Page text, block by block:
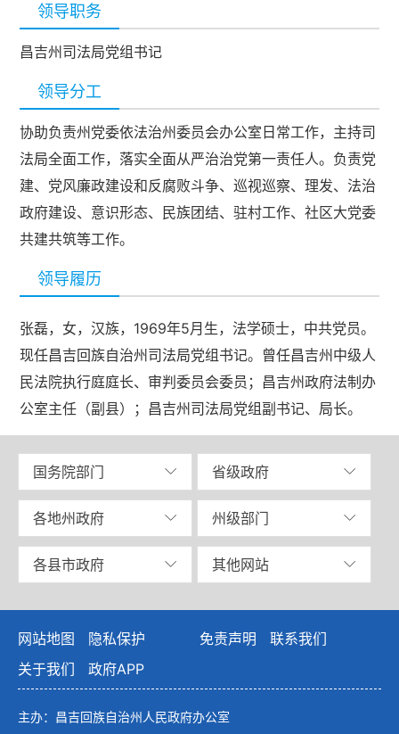
领导职务
昌吉州司法局党组书记
领导分工
协助负责州党委依法治州委员会办公室日常工作，主持司
法局全面工作，落实全面从严治治党第一责任人。负责党
建、党风廉政建设和反腐败斗争、巡视巡察、理发、法治
政府建设、意识形态、民族团结、驻村工作、社区大党委
共建共筑等工作。
领导履历
张磊，女，汉族，1969年5月生，法学硕士，中共党员。
现任昌吉回族自治州司法局党组书记。曾任昌吉州中级人
民法院执行庭庭长、审判委员会委员；昌吉州政府法制办
公室主任（副县）；昌吉州司法局党组副书记、局长。
国务院部门 省级政府
各地州政府 州级部门
各县市政府 其他网站
网站地图 隐私保护 免责声明
联系我们
关于我们
政府APP
主办：昌吉回族自治州人民政府办公室